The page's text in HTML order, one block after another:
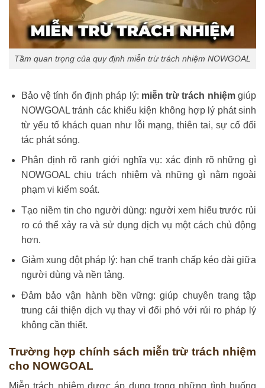
Tầm quan trọng của quy định miễn trừ trách nhiệm NOWGOAL
Bảo vệ tính ổn định pháp lý: miễn trừ trách nhiệmgiúp
NOWGOAL tránh các khiếu kiện không hợp lý phát sinh
từ yếu tố khách quan như lỗi mạng, thiên tai, sự cố đối
tác phát sóng.
Phân định rõ ranh giới nghĩa vụ: xác định rõ những gì
NOWGOAL chịu trách nhiệm và những gì nằm ngoài
phạm vi kiểm soát.
Tạo niềm tin cho người dùng: người xem hiểu trước rủi
ro có thể xảy ra và sử dụng dịch vụ một cách chủ động
hơn.
Giảm xung đột pháp lý: hạn chế tranh chấp kéo dài giữa
người dùng và nền tảng.
Đảm bảo vận hành bền vững: giúp chuyên trang tập
trung cải thiện dịch vụ thay vì đối phó với rủi ro pháp lý
không cần thiết.
Trường hợp chính sách miễn trừ trách nhiệm
cho NOWGOAL